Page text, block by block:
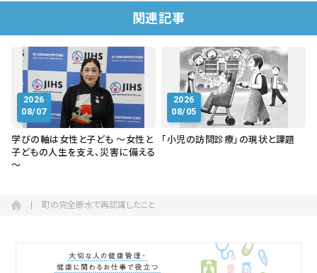
関連記事
2026
08/07
学びの軸は女性と子ども ～女性と
子どもの人生を支え、災害に備える
～
2026
08/05
「小児の訪問診療」の現状と課題
町の完全断水で再認識したこと